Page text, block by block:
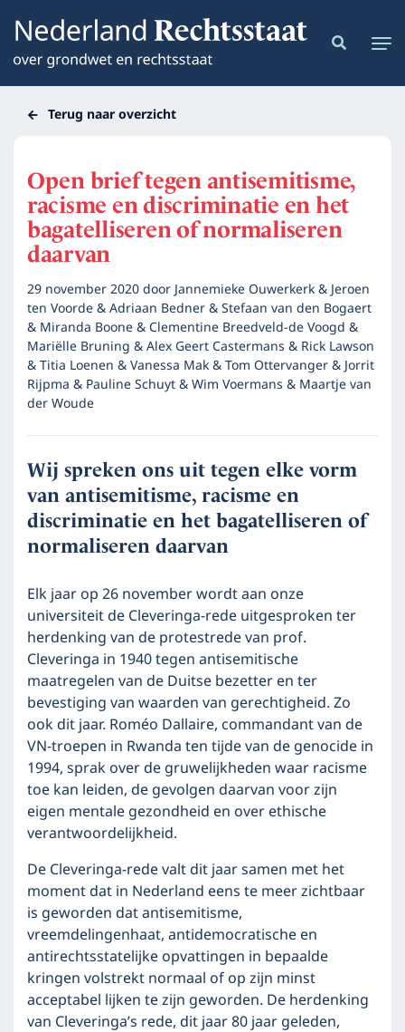
Terug naar overzicht
Open brief tegen antisemitisme,
racisme en discriminatie en het
bagatelliseren of normaliseren
daarvan
29 november 2020doorJannemieke Ouwerkerk & Jeroen
ten Voorde & Adriaan Bedner & Stefaan van den Bogaert
& Miranda Boone & Clementine Breedveld-de Voogd &
Mariëlle Bruning & Alex Geert Castermans & Rick Lawson
& Titia Loenen & Vanessa Mak & Tom Ottervanger & Jorrit
Rijpma & Pauline Schuyt & Wim Voermans & Maartje van
der Woude
Wij spreken ons uit tegen elke vorm
van antisemitisme, racisme en
discriminatie en het bagatelliseren of
normaliseren daarvan
Elk jaar op 26 november wordt aan onze
universiteit de Cleveringa-rede uitgesproken ter
herdenking van de protestrede van prof.
Cleveringa in 1940 tegen antisemitische
maatregelen van de Duitse bezetter en ter
bevestiging van waarden van gerechtigheid. Zo
ook dit jaar. Roméo Dallaire, commandant van de
VN-troepen in Rwanda ten tijde van de genocide in
1994, sprak over de gruwelijkheden waar racisme
toe kan leiden, de gevolgen daarvan voor zijn
eigen mentale gezondheid en over ethische
verantwoordelijkheid.
De Cleveringa-rede valt dit jaar samen met het
moment dat in Nederland eens te meer zichtbaar
is geworden dat antisemitisme,
vreemdelingenhaat, antidemocratische en
antirechtsstatelijke opvattingen in bepaalde
kringen volstrekt normaal of op zijn minst
acceptabel lijken te zijn geworden. De herdenking
van Cleveringa’s rede, dit jaar 80 jaar geleden,